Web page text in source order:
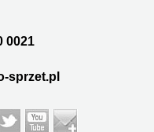
0021
sprzet.pl